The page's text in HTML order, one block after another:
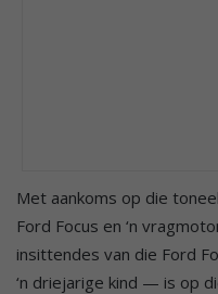
Met aankoms op die
Ford Focus en ‘n
insittendes van die Ford
‘n driejarige kind — is op